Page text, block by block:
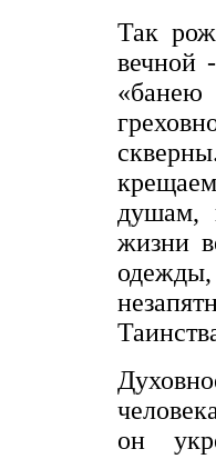
Так
вечной
душам,
жизни
он